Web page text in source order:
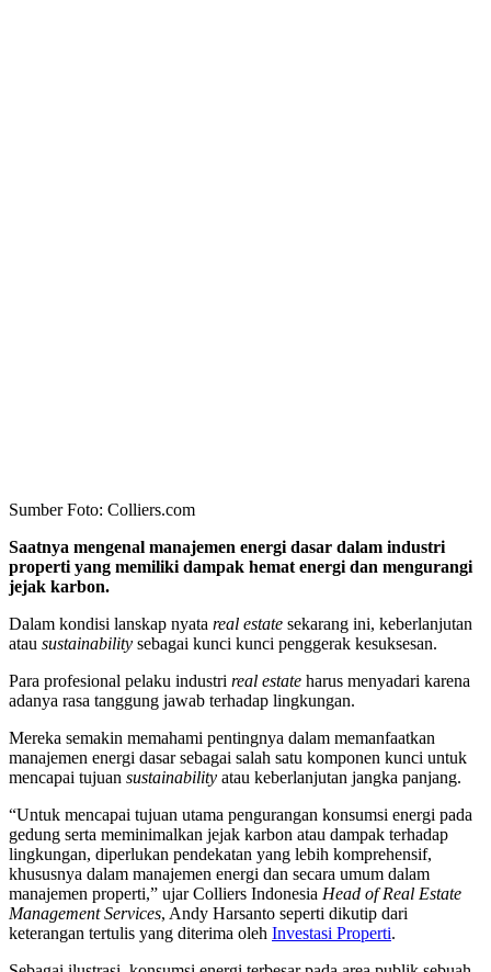
Sumber Foto: Colliers.com
Saatnya mengenal manajemen energi dasar dalam industri
properti yang memiliki dampak hemat energi dan mengurangi
jejak karbon.
Dalam kondisi lanskap nyata real estate sekarang ini, keberlanjutan
atau sustainability sebagai kunci kunci penggerak kesuksesan.
Para profesional pelaku industri real estate harus menyadari karena
adanya rasa tanggung jawab terhadap lingkungan.
Mereka semakin memahami pentingnya dalam memanfaatkan
manajemen energi dasar sebagai salah satu komponen kunci untuk
mencapai tujuan sustainability atau keberlanjutan jangka panjang.
“Untuk mencapai tujuan utama pengurangan konsumsi energi pada
gedung serta meminimalkan jejak karbon atau dampak terhadap
lingkungan, diperlukan pendekatan yang lebih komprehensif,
khususnya dalam manajemen energi dan secara umum dalam
manajemen properti,” ujar Colliers Indonesia Head of Real Estate
Management Services, Andy Harsanto seperti dikutip dari
keterangan tertulis yang diterima oleh Investasi Properti.